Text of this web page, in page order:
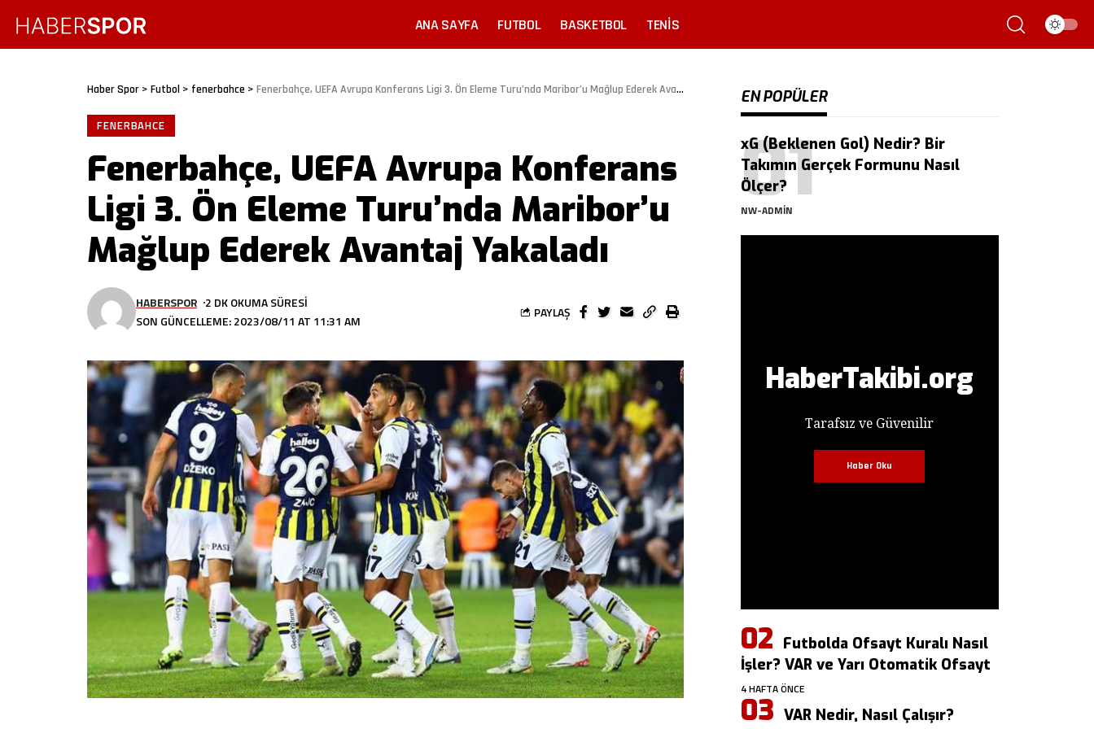
ANA SAYFA FUTBOL BASKETBOL TENIS
Haber Spor > Futbol > fenerbahce > Fenerbahçe, UEFA Avrupa Konferans Ligi 3. Ön Eleme Turu’nda Maribor’u Mağlup Ederek Avantaj Yakaladı
FENERBAHCE
Fenerbahçe, UEFA Avrupa Konferans
Ligi 3. Ön Eleme Turu’nda Maribor’u
Mağlup Ederek Avantaj Yakaladı
SON GÜNCELLEME: 2023/08/11 AT 11:31 AM
HABERSPOR 2 DK OKUMA SÜRESI
PAYLAŞ
EN POPÜLER
xG (Beklenen Gol) Nedir? Bir
Takımın Gerçek Formunu Nasıl
Ölçer?
NW-ADMIN
HaberTakibi.org
Tarafsız ve Güvenilir
Haber Oku
Futbolda Ofsayt Kuralı Nasıl
İşler? VAR ve Yarı Otomatik Ofsayt
4 HAFTA ÖNCE
VAR Nedir, Nasıl Çalışır?